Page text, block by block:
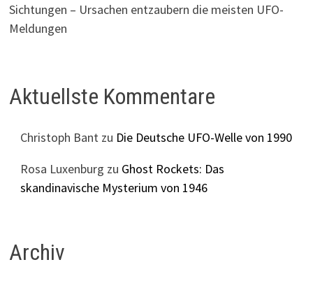
Sichtungen – Ursachen entzaubern die meisten UFO-
Meldungen
Aktuellste Kommentare
Christoph Bant zu Die Deutsche UFO-Welle von 1990
Rosa Luxenburg zu Ghost Rockets: Das
skandinavische Mysterium von 1946
Archiv